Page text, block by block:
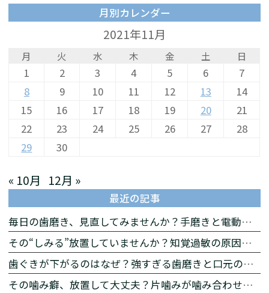
月別カレンダー
2021年11月
月 火 水 木 金 土 日
1 2 3 4 5 6
7
8
9 10 11 12 13
14
15
16 17 18 19 20
21
22
23 24 25 26 27
28
29
30
« 10月 12月 »
最近の記事
毎日の歯磨き、見直してみませんか？手磨きと電動歯ブラシの違いをわかりやすく解説
その“しみる”放置していませんか？知覚過敏の原因と対策
歯ぐきが下がるのはなぜ？強すぎる歯磨きと口元の印象の関係
その噛み癖、放置して大丈夫？片噛みが噛み合わせに与える影響とは